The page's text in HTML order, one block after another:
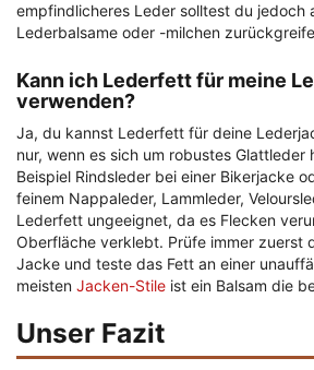
empfindlicheres Leder solltest du jedoch
Lederbalsame oder -milchen
Kann ich Lederfett für meine
verwenden?
Ja, du kannst Lederfett für deine
nur, wenn es sich um robustes Glattleder
Beispiel Rindsleder bei einer Bikerjacke
feinem Nappaleder, Lammleder,
Lederfett ungeeignet, da es Flecken
Oberfläche verklebt. Prüfe immer zuerst
Jacke und teste das Fett an einer
meisten Jacken-Stile ist ein Balsam die
Unser Fazit